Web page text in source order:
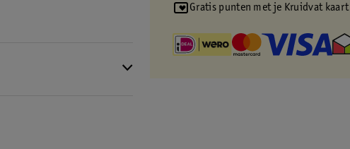
Gratis punten met je Kruidvat kaart